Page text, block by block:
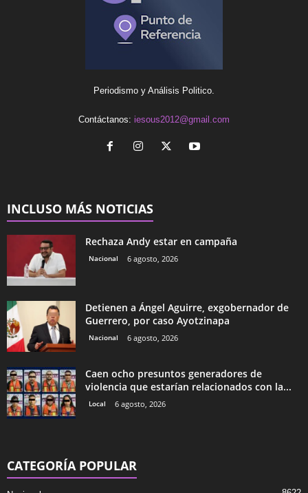
Periodismo y Análisis Politico.
Contáctanos: iesous2012@gmail.com
INCLUSO MÁS NOTICIAS
Rechaza Andy estar en campaña
Nacional 6 agosto, 2026
Detienen a Ángel Aguirre, exgobernador de
Guerrero, por caso Ayotzinapa
Nacional 6 agosto, 2026
Caen ocho presuntos generadores de
violencia que estarían relacionados con la...
Local 6 agosto, 2026
CATEGORÍA POPULAR